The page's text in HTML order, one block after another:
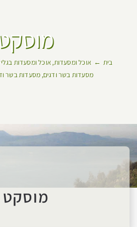
מוסקט
בית אוכל ומסעדות אוכל ומסעדות
מסעדות בשר ודגים מסעדות בשר
מוסקט